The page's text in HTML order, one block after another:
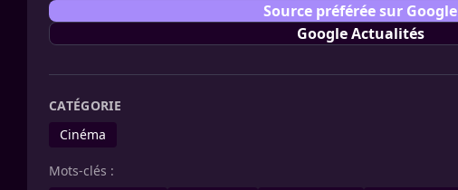
Source préférée sur Google
Google Actualités
CATÉGORIE
Cinéma
Mots-clés :